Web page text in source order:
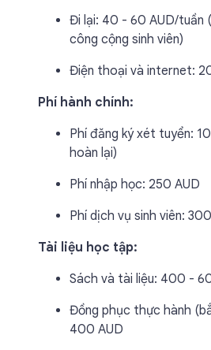
Đi lại: 40 - 60 AUD/tuần
công cộng sinh viên)
Điện thoại và internet:
Phí hành chính:
Phí đăng ký xét tuyển:
hoàn lại)
Phí nhập học: 250 AUD
Phí dịch vụ sinh viên:
Tài liệu học tập:
Sách và tài liệu: 400 -
Đồng phục thực hành
400 AUD